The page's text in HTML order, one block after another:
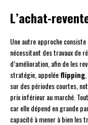
L’achat-
Une autre approche
nécessitant des travaux de
d’amélioration, afin de les
stratégie, appeléeflipping
sur des périodes courtes,
prix inférieur au marché.
car elle dépend en grande
capacité à mener à bien les